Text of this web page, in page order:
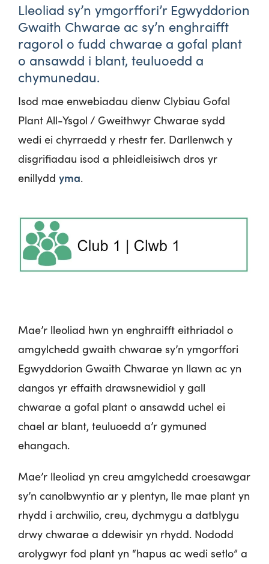
Lleoliad sy’n ymgorffori’r Egwyddorion
Gwaith Chwarae ac sy’n enghraifft
ragorol o fudd chwarae a gofal plant
o ansawdd i blant, teuluoedd a
chymunedau.
Isod mae enwebiadau dienw Clybiau Gofal
Plant All-Ysgol / Gweithwyr Chwarae sydd
wedi ei chyrraedd y rhestr fer. Darllenwch y
disgrifiadau isod a phleidleisiwch dros yr
enillydd yma.
Mae’r lleoliad hwn yn enghraifft eithriadol o
amgylchedd gwaith chwarae sy’n ymgorffori
Egwyddorion Gwaith Chwarae yn llawn ac yn
dangos yr effaith drawsnewidiol y gall
chwarae a gofal plant o ansawdd uchel ei
chael ar blant, teuluoedd a’r gymuned
ehangach.
Mae’r lleoliad yn creu amgylchedd croesawgar
sy’n canolbwyntio ar y plentyn, lle mae plant yn
rhydd i archwilio, creu, dychmygu a datblygu
drwy chwarae a ddewisir yn rhydd. Nododd
arolygwyr fod plant yn “hapus ac wedi setlo” a